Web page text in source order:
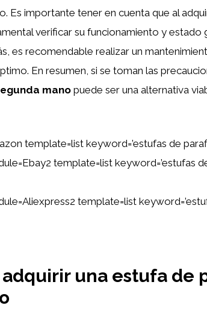
Es importante tener en cuenta que al
verificar su funcionamiento y estado
es recomendable realizar un
En resumen, si se toman las
mano puede ser una alternativa
template=list keyword=’estufas de
template=list keyword=’estufas
template=list
una estufa de